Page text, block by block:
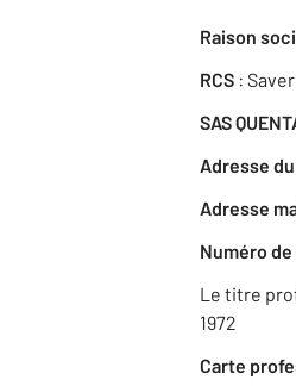
Raison
RCS :
SAS
Adresse
Adresse
Numéro
Le titre
1972
Carte